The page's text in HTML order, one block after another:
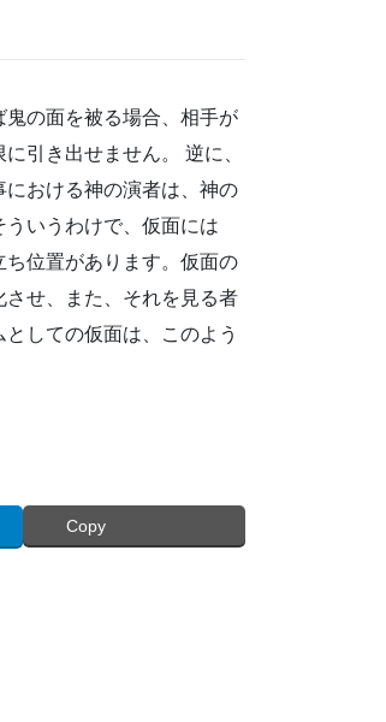
の面を被る場合、相手が
引き出せません。 逆に、
おける神の演者は、神の
いうわけで、仮面には
ち位置があります。仮面の
せ、また、それを見る者
しての仮面は、このよう
Copy